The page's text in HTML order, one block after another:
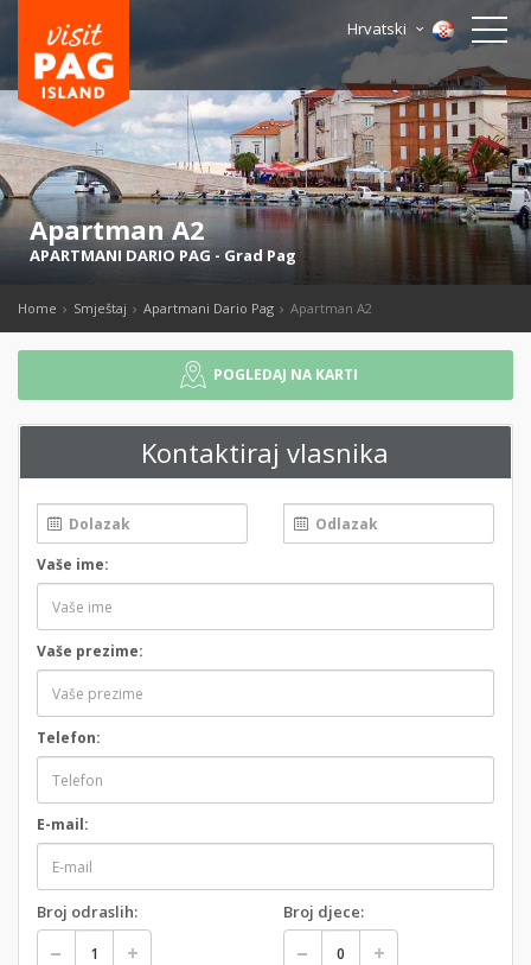
Hrvatski
Apartman A2
APARTMANI DARIO PAG - Grad Pag
Home Smještaj Apartmani Dario Pag Apartman A2
POGLEDAJ NA KARTI
Kontaktiraj vlasnika
Vaše ime:
Vaše prezime:
Telefon:
E-mail:
Broj odraslih: Broj djece: